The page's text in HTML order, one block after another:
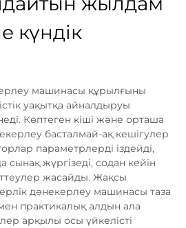
күндік
машинасы құрылғыны
уақытқа айналдыруы
Көптеген кіші және орташа
басталмай-ақ кешігулер
параметрлерді іздейді,
жүргізеді, содан кейін
жасайды. Жақсы
дәнекерлеу машинасы таза
практикалық алдын ала
арқылы осы үйкелісті